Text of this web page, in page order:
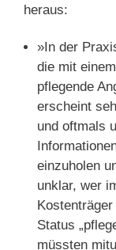
heraus:
»In der
die mit
pflegende
erscheint
und oftmals
einzuholen
unklar, wer
Status
müssten